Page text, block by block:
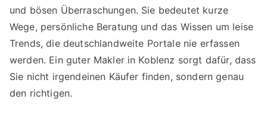
und bösen Überraschungen. Sie bedeutet kurze
Wege, persönliche Beratung und das Wissen um leise
Trends, die deutschlandweite Portale nie erfassen
werden. Ein guter Makler in Koblenz sorgt dafür, dass
Sie nicht irgendeinen Käufer finden, sondern genau
den richtigen.